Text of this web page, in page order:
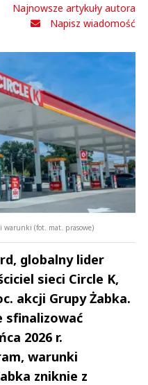
Najnowsze artykuły autora
Napisz wiadomość
warunki (fot. mat. prasowe)
globalny lider
sieci Circle K,
akcji Grupy Żabka.
sfinalizować
2026 r.
warunki
zniknie z